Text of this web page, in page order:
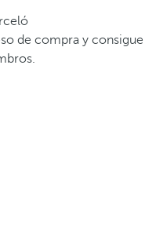
de compra y consigue